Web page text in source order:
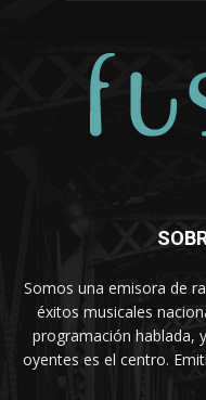
Somos una emisora de
éxitos musicales
programación hablada,
oyentes es el centro.